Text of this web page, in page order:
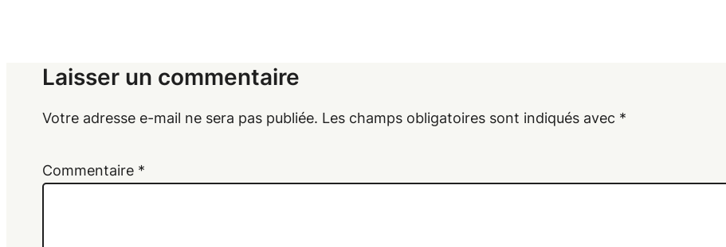
Laisser un commentaire
Votre adresse e-mail ne sera pas publiée. Les champs obligatoires sont indiqués avec *
Commentaire *